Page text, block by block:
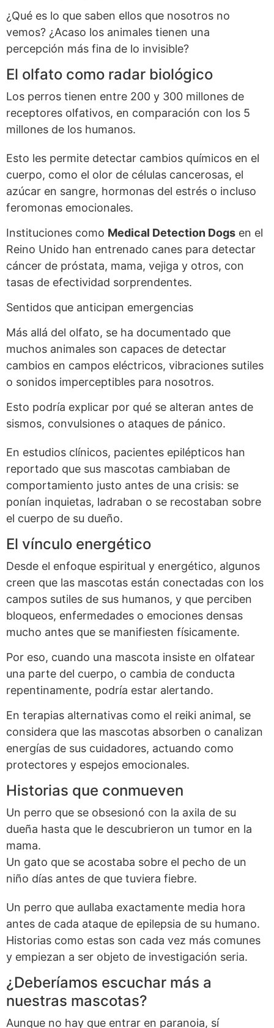
¿Qué es lo que saben ellos que nosotros no
vemos? ¿Acaso los animales tienen una
percepción más fina de lo invisible?
El olfato como radar biológico
Los perros tienen entre 200 y 300 millones de
receptores olfativos, en comparación con los 5
millones de los humanos.
Esto les permite detectar cambios químicos en el
cuerpo, como el olor de células cancerosas, el
azúcar en sangre, hormonas del estrés o incluso
feromonas emocionales.
Instituciones como Medical Detection Dogs en el
Reino Unido han entrenado canes para detectar
cáncer de próstata, mama, vejiga y otros, con
tasas de efectividad sorprendentes.
Sentidos que anticipan emergencias
Más allá del olfato, se ha documentado que
muchos animales son capaces de detectar
cambios en campos eléctricos, vibraciones sutiles
o sonidos imperceptibles para nosotros.
Esto podría explicar por qué se alteran antes de
sismos, convulsiones o ataques de pánico.
En estudios clínicos, pacientes epilépticos han
reportado que sus mascotas cambiaban de
comportamiento justo antes de una crisis: se
ponían inquietas, ladraban o se recostaban sobre
el cuerpo de su dueño.
El vínculo energético
Desde el enfoque espiritual y energético, algunos
creen que las mascotas están conectadas con los
campos sutiles de sus humanos, y que perciben
bloqueos, enfermedades o emociones densas
mucho antes que se manifiesten físicamente.
Por eso, cuando una mascota insiste en olfatear
una parte del cuerpo, o cambia de conducta
repentinamente, podría estar alertando.
En terapias alternativas como el reiki animal, se
considera que las mascotas absorben o canalizan
energías de sus cuidadores, actuando como
protectores y espejos emocionales.
Historias que conmueven
Un perro que se obsesionó con la axila de su
dueña hasta que le descubrieron un tumor en la
mama.
Un gato que se acostaba sobre el pecho de un
niño días antes de que tuviera fiebre.
Un perro que aullaba exactamente media hora
antes de cada ataque de epilepsia de su humano.
Historias como estas son cada vez más comunes
y empiezan a ser objeto de investigación seria.
¿Deberíamos escuchar más a
nuestras mascotas?
Aunque no hay que entrar en paranoia, sí